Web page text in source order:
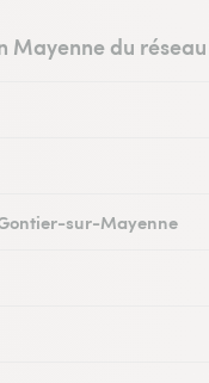
Mayenne du
sur-Mayenne